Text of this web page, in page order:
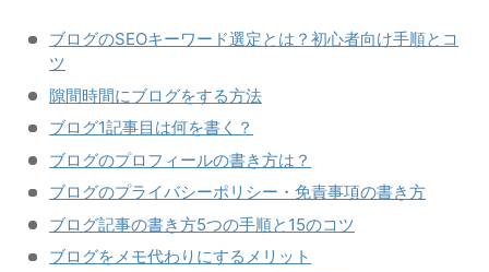
ブログのSEOキーワード選定とは？初心者向け手順とコ
ツ
隙間時間にブログをする方法
ブログ1記事目は何を書く？
ブログのプロフィールの書き方は？
ブログのプライバシーポリシー・免責事項の書き方
ブログ記事の書き方5つの手順と15のコツ
ブログをメモ代わりにするメリット